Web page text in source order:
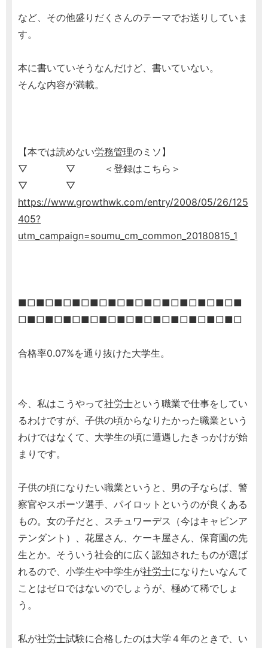
など、その他盛りだくさんのテーマでお送りしていま
す。
本に書いていそうなんだけど、書いていない。
そんな内容が満載。
【本では読めない労務管理のミソ】
▽ ▽ ＜登録はこちら＞
▽ ▽
https://www.growthwk.com/entry/2008/05/26/125
405?
utm_campaign=soumu_cm_common_20180815_1
■□■□■□■□■□■□■□■□■□■□■□■□■
□■□■□■□■□■□■□■□■□■□■□■□■□
合格率0.07%を通り抜けた大学生。
今、私はこうやって社労士という職業で仕事をしてい
るわけですが、子供の頃からなりたかった職業という
わけではなくて、大学生の頃に遭遇したきっかけが始
まりです。
子供の頃になりたい職業というと、男の子ならば、警
察官やスポーツ選手、パイロットというのが良くある
もの。女の子だと、スチュワーデス（今はキャビンア
テンダント）、花屋さん、ケーキ屋さん、保育園の先
生とか。そういう社会的に広く 認知されたものが選ば
れるので、小学生や中学生が社労士になりたいなんて
ことはゼロではないのでしょうが、極めて稀でしょ
う。
私が社労士試験に合格したのは大学４年のときで、い